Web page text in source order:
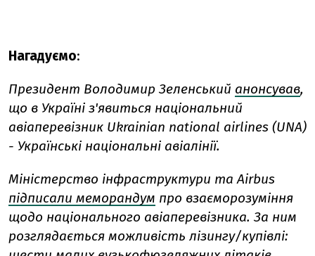
Нагадуємо:
Президент Володимир Зеленський анонсував,
що в Україні з'явиться національний
авіаперевізник Ukrainian national airlines (UNA)
- Українські національні авіалінії.
Міністерство інфраструктури та Airbus
підписали меморандум про взаєморозуміння
щодо національного авіаперевізника. За ним
розглядається можливість лізингу/купівлі: